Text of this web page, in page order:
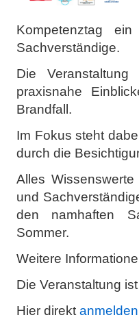
Kompetenztag
Sachverständige.
Die Veranstaltung
praxisnahe
Brandfall.
Im Fokus steht
durch die
Alles
und
den namhaften
Sommer.
Weitere
Die Veranstaltung
Hier direkt anmelden